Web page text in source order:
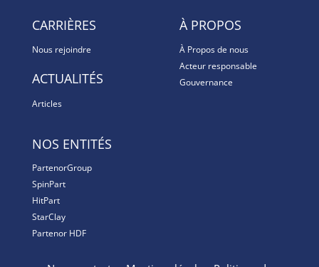
CARRIÈRES
Nous rejoindre
ACTUALITÉS
Articles
À PROPOS
À Propos de nous
Acteur responsable
Gouvernance
NOS ENTITÉS
PartenorGroup
SpinPart
HitPart
StarClay
Partenor HDF